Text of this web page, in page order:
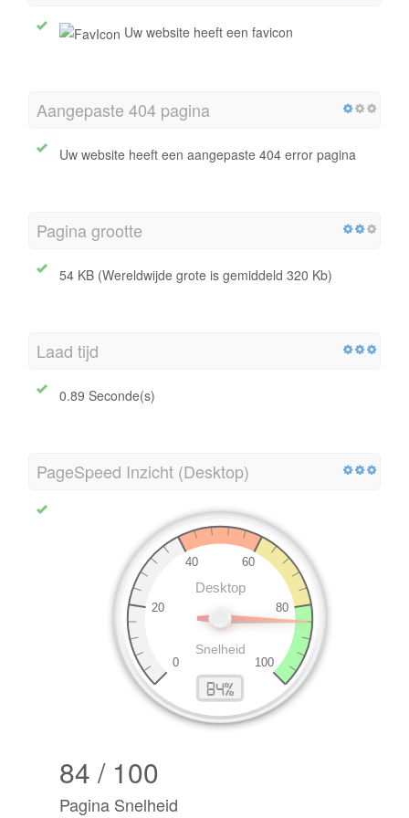
Uw website heeft een favicon
Aangepaste 404 pagina
Uw website heeft een aangepaste 404 error pagina
Pagina grootte
54 KB (Wereldwijde grote is gemiddeld 320 Kb)
Laad tijd
0.89 Seconde(s)
PageSpeed Inzicht (Desktop)
84 / 100
Pagina Snelheid